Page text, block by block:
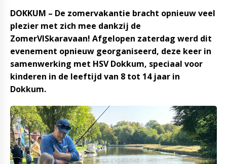
DOKKUM – De zomervakantie bracht opnieuw veel
plezier met zich mee dankzij de
ZomerVISkaravaan! Afgelopen zaterdag werd dit
evenement opnieuw georganiseerd, deze keer in
samenwerking met HSV Dokkum, speciaal voor
kinderen in de leeftijd van 8 tot 14 jaar in
Dokkum.